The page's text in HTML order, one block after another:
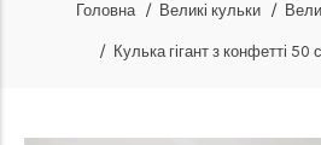
Головна Великі кульки
Кулька гігант з конфетті 50